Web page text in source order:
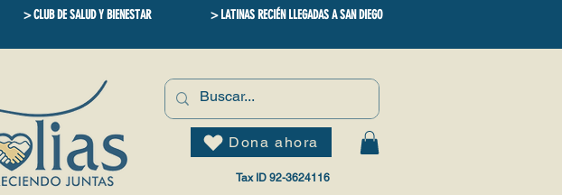
> CLUB DE SALUD Y BIENESTAR > LATINAS RECIÉN LLEGADAS A SAN DIEGO
Dona ahora
Tax ID 92-3624116